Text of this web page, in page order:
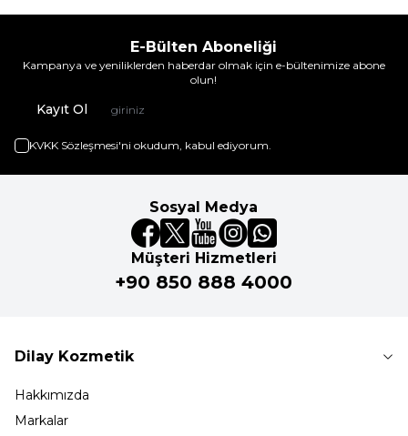
E-Bülten Aboneliği
Kampanya ve yeniliklerden haberdar olmak için e-bültenimize abone
olun!
Kayıt Ol
KVKK Sözleşmesi'ni okudum, kabul ediyorum.
Sosyal Medya
Müşteri Hizmetleri
+90 850 888 4000
Dilay Kozmetik
Hakkımızda
Markalar